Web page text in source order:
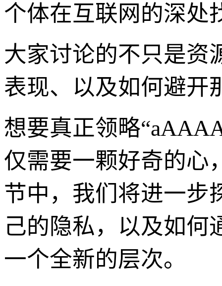
个体在互联网的深处
大家讨论的不只是资
表现、以及如何避开
想要真正领略
仅需要一颗好奇的心
节中，我们将进一步
己的隐私，以及如何
一个全新的层次。